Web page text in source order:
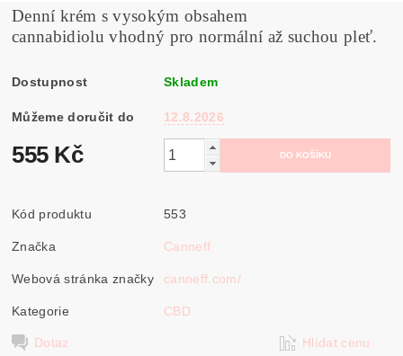
Denní krém s vysokým obsahem
cannabidiolu vhodný pro normální až suchou pleť.
Dostupnost Skladem
Můžeme doručit do 12.8.2026
555 Kč
Kód produktu 553
Značka Canneff
Webová stránka značky canneff.com/
Kategorie CBD
Dotaz Hlídat cenu